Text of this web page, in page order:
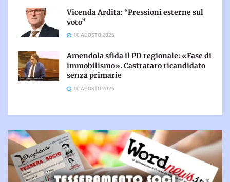
Vicenda Ardita: “Pressioni esterne sul
voto”
10 AGOSTO 2026
Amendola sfida il PD regionale: «Fase di
immobilismo». Castrataro ricandidato
senza primarie
10 AGOSTO 2026